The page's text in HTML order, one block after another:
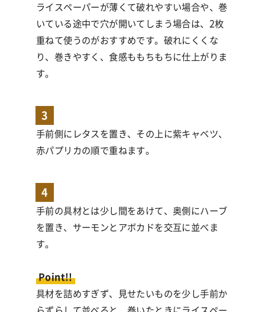
ライスペーパーが薄くて破れやすい場合や、巻
いている途中で穴が開いてしまう場合は、2枚
重ねて使うのがおすすめです。破れにくくな
り、巻きやすく、食感ももちもちに仕上がりま
す。
3
手前側にレタスを置き、その上に紫キャベツ、
赤パプリカの順で重ねます。
4
手前の具材とは少し間をあけて、奥側にハーブ
を置き、サーモンとアボカドを交互に並べま
す。
Point!!
具材を詰めすぎず、見せたいものを少し手前か